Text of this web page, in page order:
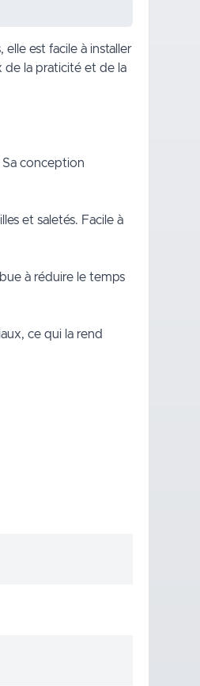
est facile à installer
de la praticité et de la
conception
et saletés. Facile à
à réduire le temps
ce qui la rend